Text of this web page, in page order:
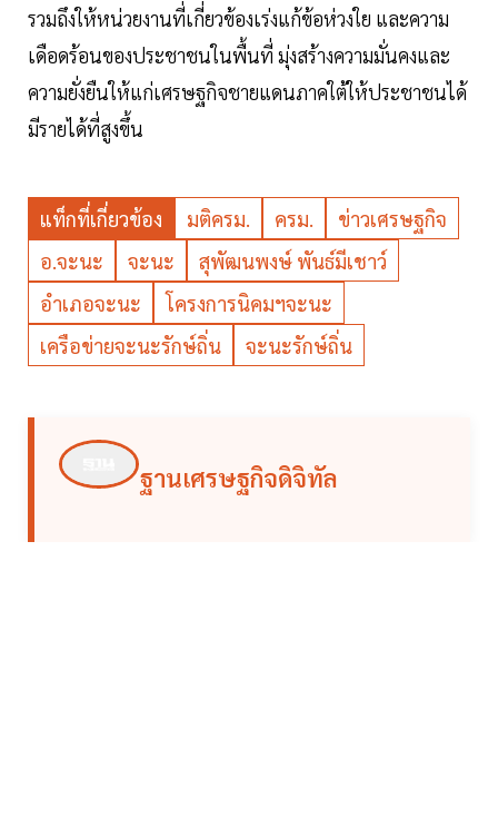
รวมถึงให้หน่วยงานที่เกี่ยวข้องเร่งแก้ข้อห่วงใย และความ
เดือดร้อนของประชาชนในพื้นที่ มุ่งสร้างความมั่นคงและ
ความยั่งยืนให้แก่เศรษฐกิจชายแดนภาคใต้ให้ประชาชนได้
มีรายได้ที่สูงขึ้น
แท็กที่เกี่ยวข้อง มติครม. ครม.
ข่าวเศรษฐกิจ
อ.จะนะ
จะนะ
สุพัฒนพงษ์ พันธ์มีเชาว์
อำเภอจะนะ
โครงการนิคมฯจะนะ
เครือข่ายจะนะรักษ์ถิ่น
จะนะรักษ์ถิ่น
ฐานเศรษฐกิจดิจิทัล